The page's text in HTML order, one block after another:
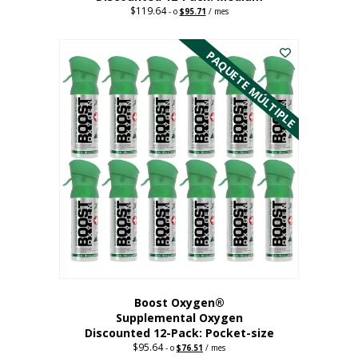
$119.64 -o Precio
$95.71 El
es:
95,71
dólares.
/ mes
tiene
múltiples
variantes.
Las
opciones
pueden
elegir
en
página
del
producto
PAQUETE MÚLTIPLE
Boost Oxygen®
Supplemental Oxygen
Discounted 12-Pack: Pocket-size
$95.64 - o Precio
$76.51 El
/ mes